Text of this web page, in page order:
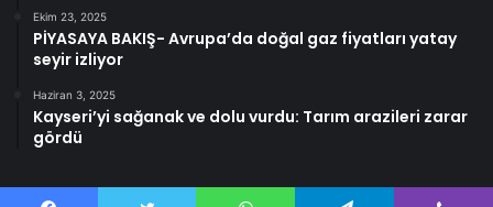
Ekim 23, 2025
PİYASAYA BAKIŞ- Avrupa’da doğal gaz fiyatları yatay
seyir izliyor
Haziran 3, 2025
Kayseri’yi sağanak ve dolu vurdu: Tarım arazileri zarar
gördü